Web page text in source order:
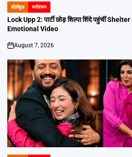
POSTED
IN
बॉलीवुड मनोरंजन
Lock Upp 2: पार्टी छोड़ शिल्पा शिंदे पहुंचीं
Emotional Video
on
August 7, 2026